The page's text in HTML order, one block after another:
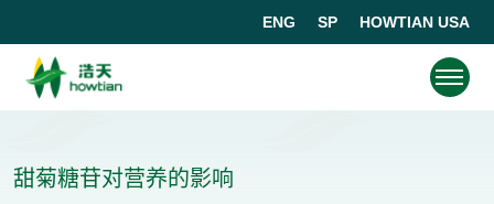
ENG SP HOWTIAN USA
甜菊糖苷对营养的影响